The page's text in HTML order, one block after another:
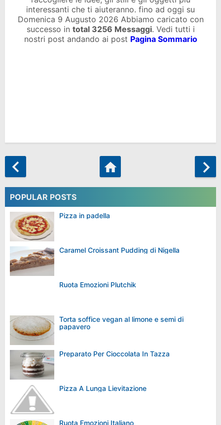
interessanti che ti aiuteranno. fino ad oggi su
Domenica 9 Augusto 2026 Abbiamo caricato con
successo in total 3256 Messaggi. Vedi tutti i
nostri post andando ai post Pagina Sommario
POPULAR POSTS
Pizza in padella
Caramel Croissant Pudding di Nigella
Ruota Emozioni Plutchik
Torta soffice vegan al limone e semi di
papavero
Preparato Per Cioccolata In Tazza
Pizza A Lunga Lievitazione
Ruota Emozioni Italiano